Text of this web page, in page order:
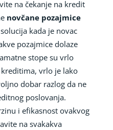
na čekanje na kredit
novčane pozajmice
kada je novac
pozajmice dolaze
stope su vrlo
vrlo je lako
dobar razlog da ne
poslovanja.
i efikasnost ovakvog
na svakakva